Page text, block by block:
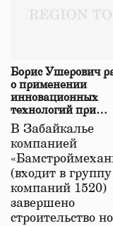
Борис Ушерович
о применении
инновационных
технологий при
строительстве
в Забайкалье
В Забайкалье
компанией
(входит в группу
компаний 1520)
завершено
строительство